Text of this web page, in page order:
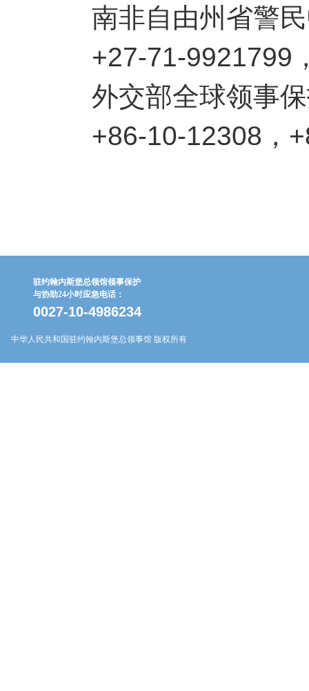
南非自由州省警民
+27-71-9921799
外交部全球领事保
+86-10-12308，
驻约翰内斯堡总领馆领事保护
与协助24小时应急电话：
0027-10-4986234
中华人民共和国驻约翰内斯堡总领事馆 版权所有